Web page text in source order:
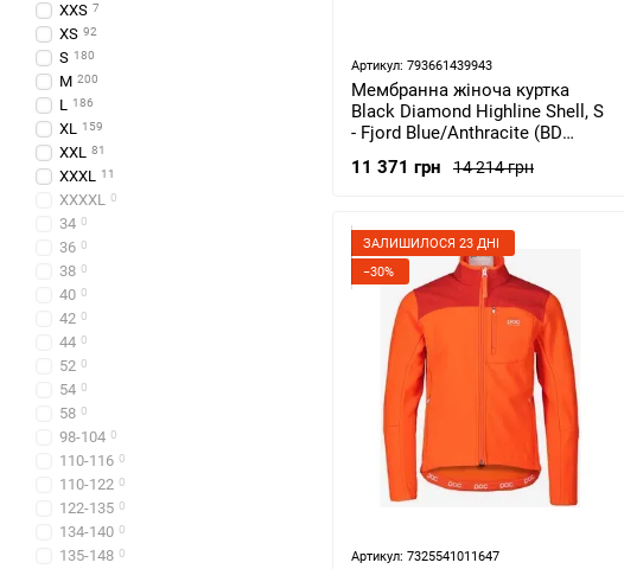
Артикул: 793661439943
Мембранна жіноча куртка
Black Diamond Highline Shell, S
- Fjord Blue/Anthracite (BD
14 214 грн
11 371 грн
ЗАЛИШИЛОСЯ 23 ДНІ
−30%
Артикул: 7325541011647
XXS 7
XS 92
S 180
M 200
L 186
XL 159
XXL 81
XXXL 11
XXXXL 0
34 0
36 0
38 0
40 0
42 0
44 0
52 0
54 0
58 0
98-104 0
110-116 0
110-122 0
122-135 0
134-140 0
135-148 0